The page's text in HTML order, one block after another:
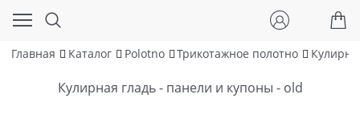
Главная Каталог Polotno Трикотажное полотно
Кулирная гладь - панели и купоны - old